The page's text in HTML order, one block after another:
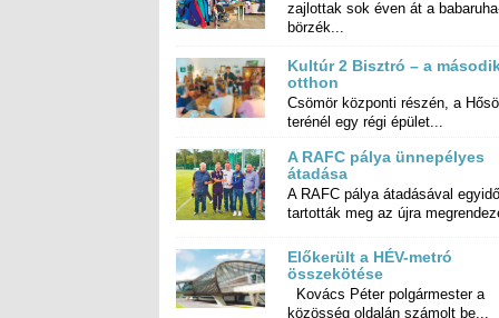
börzék...
Kultúr 2 Bisztró – a
otthon
Csömör központi részén, a
terénél egy régi épület...
A RAFC pálya ünnepélyes
átadása
A RAFC pálya átadásával
tartották meg az újra
Előkerült a HÉV-metró
összekötése
Kovács Péter polgármester a
közösség oldalán számolt be...